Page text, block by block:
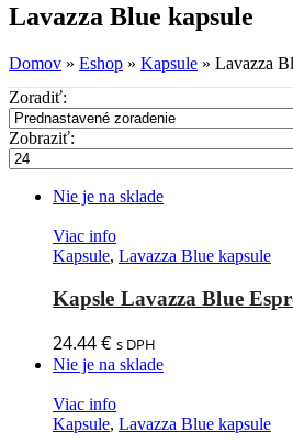
Lavazza Blue kapsule
Domov » Eshop » Kapsule » Lavazza
Zoradiť:
Zobraziť:
Nie je na sklade
Viac info
Kapsule, Lavazza Blue kapsule
Kapsle Lavazza Blue
24.44€ s DPH
Nie je na sklade
Viac info
Kapsule, Lavazza Blue kapsule